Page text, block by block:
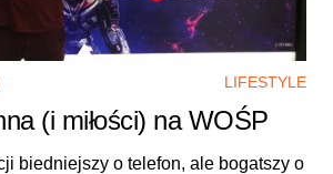
LIFESTYLE
(i miłości) na WOŚP
biedniejszy o telefon, ale bogatszy o